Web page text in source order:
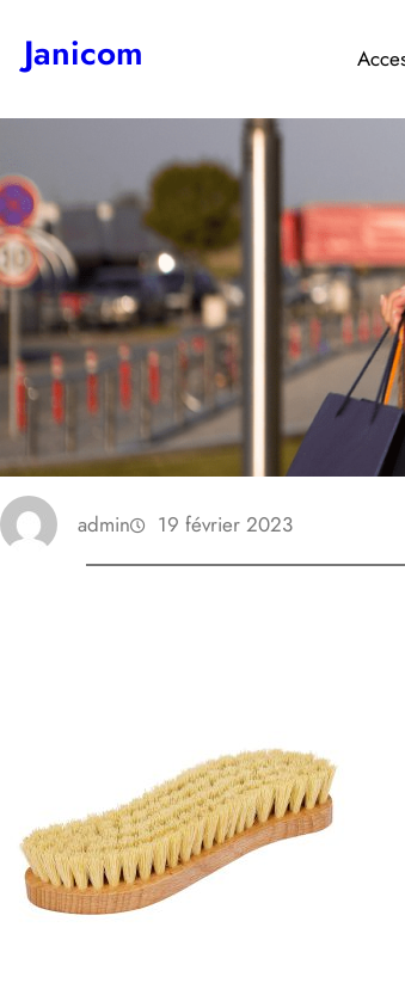
Janicom
admin 19 février 2023